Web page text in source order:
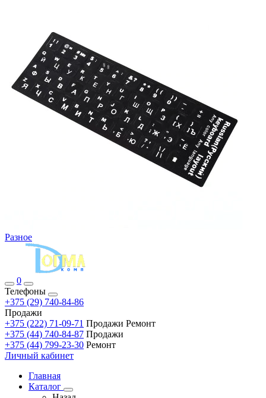
Разное
0
Телефоны
+375 (29) 740-84-86
Продажи
+375 (222) 71-09-71 Продажи Ремонт
+375 (44) 740-84-87 Продажи
+375 (44) 799-23-30 Ремонт
Личный кабинет
Главная
Каталог